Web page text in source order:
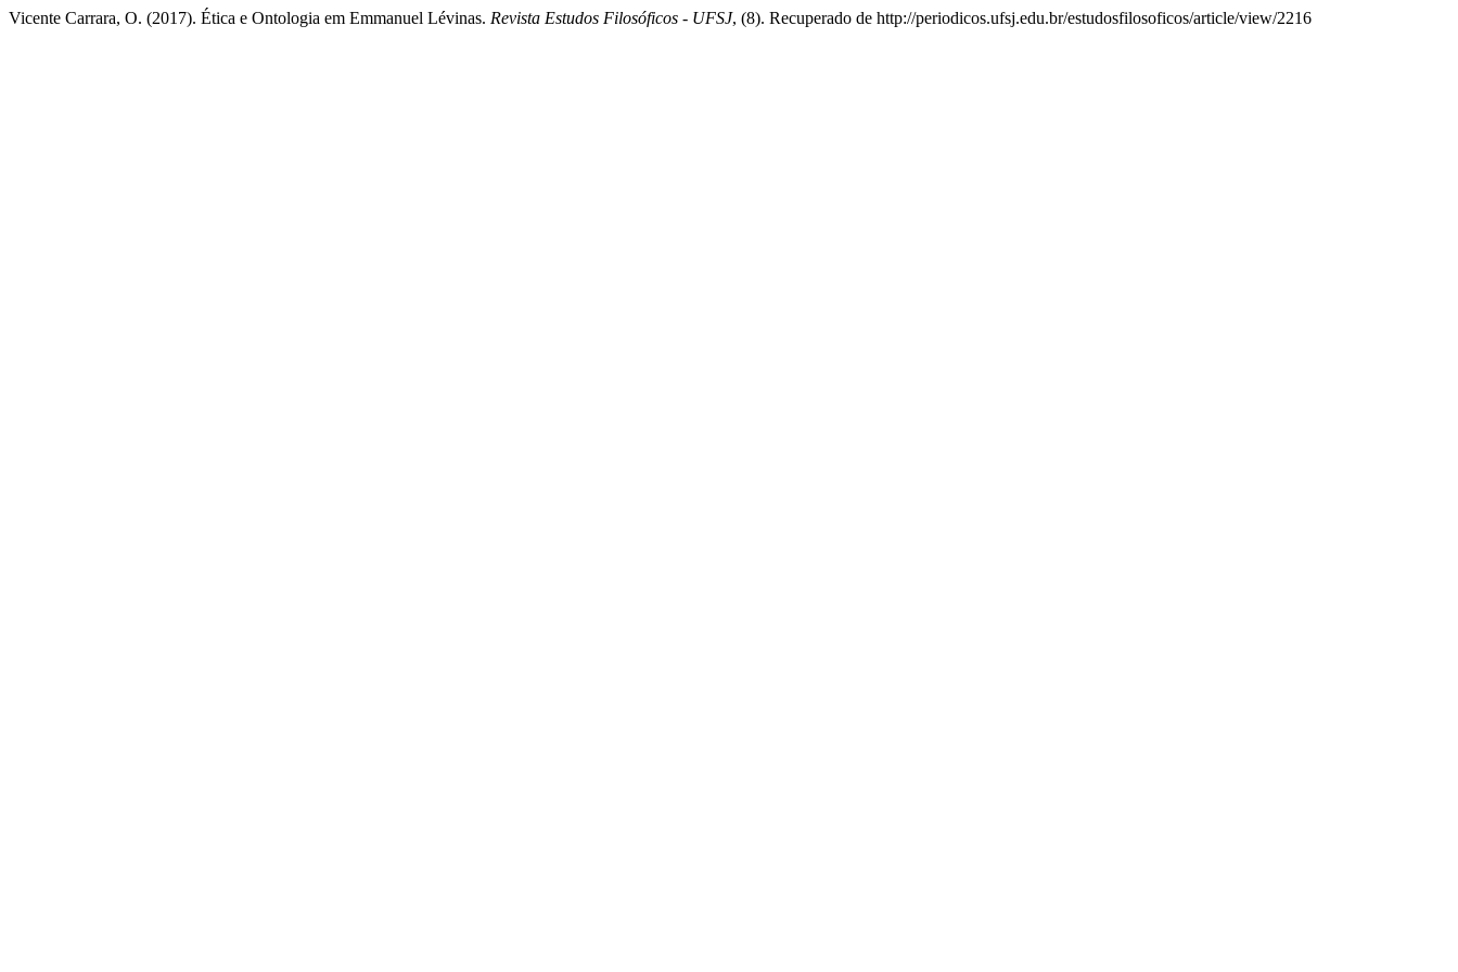
Vicente Carrara, O. (2017). Ética e Ontologia em Emmanuel Lévinas. Revista Estudos Filosóficos - UFSJ, (8). Recuperado de http://periodicos.ufsj.edu.br/estudosfilosoficos/article/view/2216